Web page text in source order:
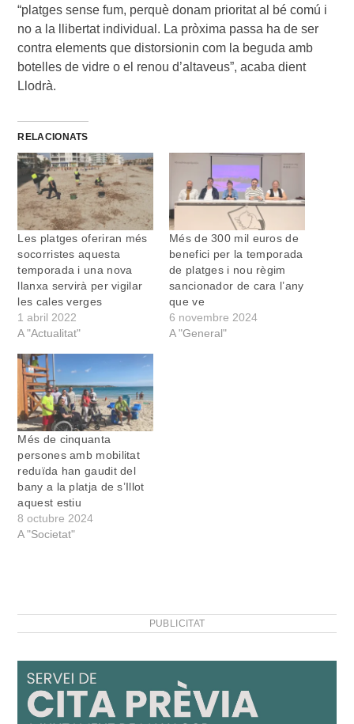
“platges sense fum, perquè donam prioritat al bé comú i
no a la llibertat individual. La pròxima passa ha de ser
contra elements que distorsionin com la beguda amb
botelles de vidre o el renou d’altaveus”, acaba dient
Llodrà.
RELACIONATS
Les platges oferiran més
socorristes aquesta
temporada i una nova
llanxa servirà per vigilar
les cales verges
1 abril 2022
A "Actualitat"
Més de 300 mil euros de
benefici per la temporada
de platges i nou règim
sancionador de cara l’any
que ve
6 novembre 2024
A "General"
Més de cinquanta
persones amb mobilitat
reduïda han gaudit del
bany a la platja de s’Illot
aquest estiu
8 octubre 2024
A "Societat"
PUBLICITAT